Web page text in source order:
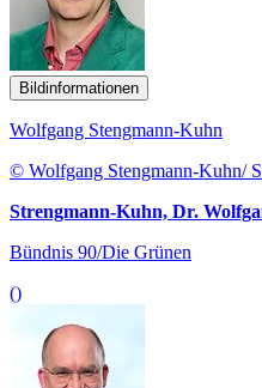
Bildinformationen
Wolfgang Stengmann-Kuhn
© Wolfgang Stengmann-Kuhn/
Strengmann-Kuhn, Dr.
Bündnis 90/Die Grünen
()